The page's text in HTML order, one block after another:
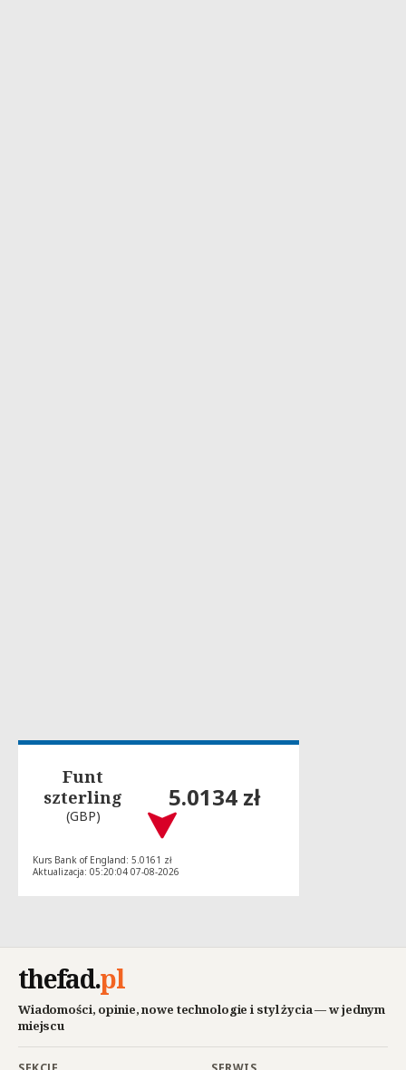
Funt
szterling
(GBP)
5.0134 zł
Kurs Bank of England: 5.0161 zł
Aktualizacja: 05:20:04 07-08-2026
thefad.pl
Wiadomości, opinie, nowe technologie i styl życia — w jednym
miejscu